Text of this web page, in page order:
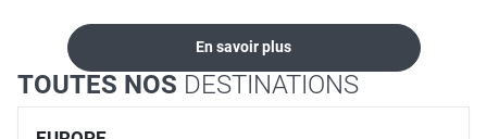
En savoir plus
TOUTES NOS DESTINATIONS